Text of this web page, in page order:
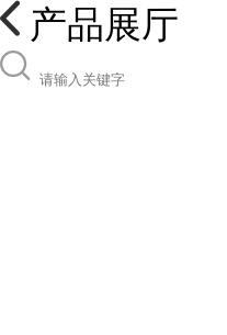
产品展厅